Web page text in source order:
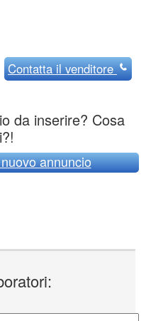
Contattail venditore
da inserire? Cosa
annuncio